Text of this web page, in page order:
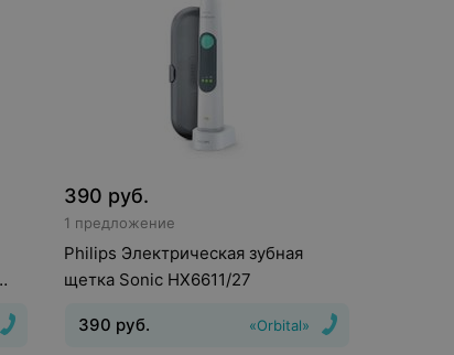
390 руб.
1 предложение
Philips Электрическая зубная
щетка Sonic HX6611/27
«Orbital»
390 руб.